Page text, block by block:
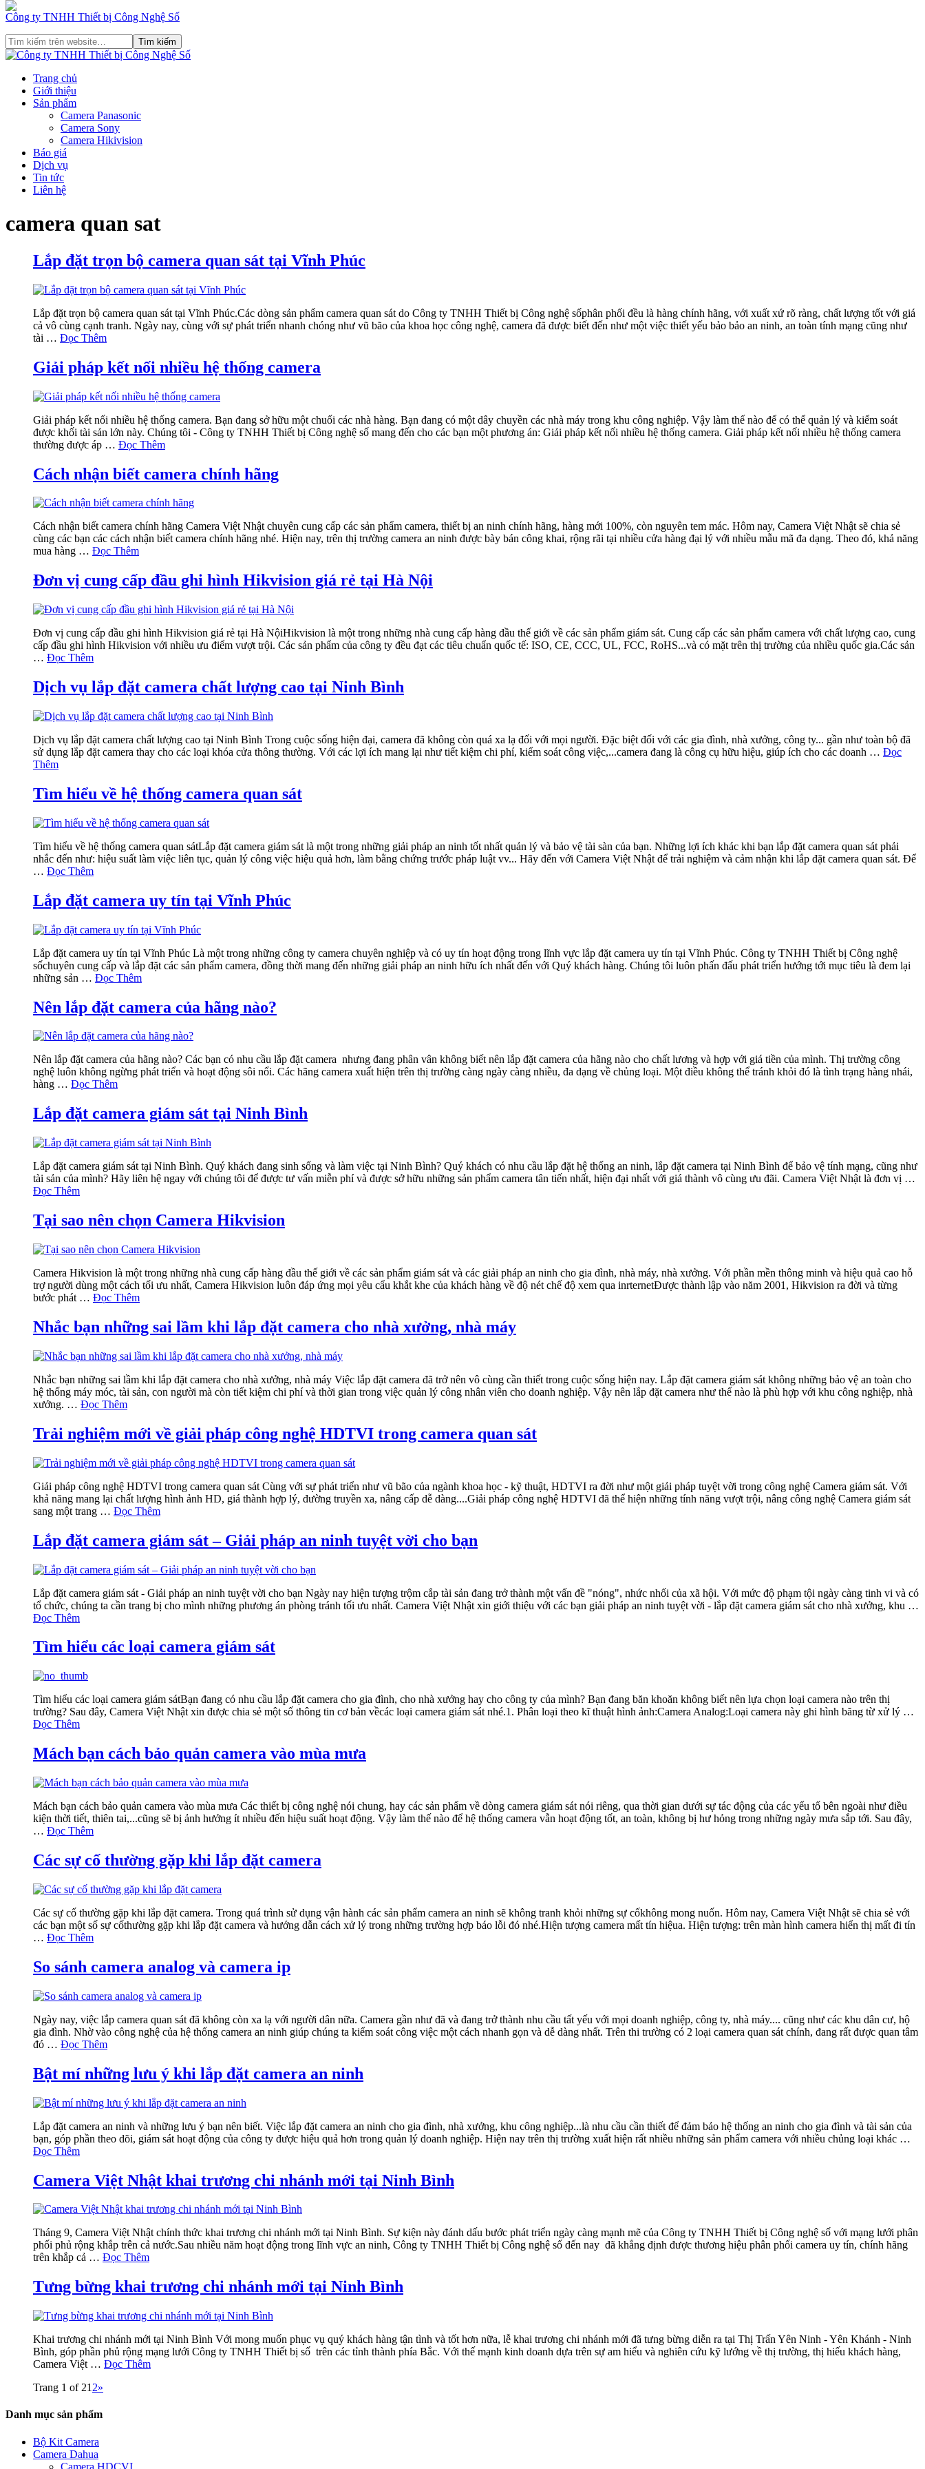
Công ty TNHH Thiết bị Công Nghệ Số
Trang chủ
Giới thiệu
Sản phẩm
Camera Panasonic
Camera Sony
Camera Hikivision
Báo giá
Dịch vụ
Tin tức
Liên hệ
camera quan sat
Lắp đặt trọn bộ camera quan sát tại Vĩnh Phúc
Lắp đặt trọn bộ camera quan sát tại Vĩnh Phúc.Các dòng sản phẩm camera quan sát do Công ty TNHH Thiết bị Công nghệ sốphân phối đều là hàng chính hãng, với xuất xứ rõ ràng, chất lượng tốt với giá
cả vô cùng cạnh tranh. Ngày nay, cùng với sự phát triển nhanh chóng như vũ bão của khoa học công nghệ, camera đã được biết đến như một việc thiết yếu bảo bảo an ninh, an toàn tính mạng cũng như
tài … Đọc Thêm
Giải pháp kết nối nhiều hệ thống camera
Giải pháp kết nối nhiều hệ thống camera. Bạn đang sở hữu một chuối các nhà hàng. Bạn đang có một dây chuyền các nhà máy trong khu công nghiệp. Vậy làm thế nào để có thể quản lý và kiểm soát
được khối tài sản lớn này. Chúng tôi - Công ty TNHH Thiết bị Công nghệ số mang đến cho các bạn một phương án: Giải pháp kết nối nhiều hệ thống camera. Giải pháp kết nối nhiều hệ thống camera
thường được áp … Đọc Thêm
Cách nhận biết camera chính hãng
Cách nhận biết camera chính hãng Camera Việt Nhật chuyên cung cấp các sản phẩm camera, thiết bị an ninh chính hãng, hàng mới 100%, còn nguyên tem mác. Hôm nay, Camera Việt Nhật sẽ chia sẻ
cùng các bạn các cách nhận biết camera chính hãng nhé. Hiện nay, trên thị trường camera an ninh được bày bán công khai, rộng rãi tại nhiều cửa hàng đại lý với nhiều mẫu mã đa dạng. Theo đó, khả năng
mua hàng … Đọc Thêm
Đơn vị cung cấp đầu ghi hình Hikvision giá rẻ tại Hà Nội
Đơn vị cung cấp đầu ghi hình Hikvision giá rẻ tại Hà NộiHikvision là một trong những nhà cung cấp hàng đầu thế giới về các sản phẩm giám sát. Cung cấp các sản phẩm camera với chất lượng cao, cung
cấp đầu ghi hình Hikvision với nhiều ưu điểm vượt trội. Các sản phẩm của công ty đều đạt các tiêu chuẩn quốc tế: ISO, CE, CCC, UL, FCC, RoHS...và có mặt trên thị trường của nhiều quốc gia.Các sản
… Đọc Thêm
Dịch vụ lắp đặt camera chất lượng cao tại Ninh Bình
Dịch vụ lắp đặt camera chất lượng cao tại Ninh Bình Trong cuộc sống hiện đại, camera đã không còn quá xa lạ đối với mọi người. Đặc biệt đối với các gia đình, nhà xưởng, công ty... gần như toàn bộ đã
sử dụng lắp đặt camera thay cho các loại khóa cửa thông thường. Với các lợi ích mang lại như tiết kiệm chi phí, kiểm soát công việc,...camera đang là công cụ hữu hiệu, giúp ích cho các doanh … Đọc
Thêm
Tìm hiểu về hệ thống camera quan sát
Tìm hiểu về hệ thống camera quan sátLắp đặt camera giám sát là một trong những giải pháp an ninh tốt nhất quản lý và bảo vệ tài sàn của bạn. Những lợi ích khác khi bạn lắp đặt camera quan sát phải
nhắc đến như: hiệu suất làm việc liên tục, quản lý công việc hiệu quả hơn, làm bằng chứng trước pháp luật vv... Hãy đến với Camera Việt Nhật để trải nghiệm và cảm nhận khi lắp đặt camera quan sát. Để
… Đọc Thêm
Lắp đặt camera uy tín tại Vĩnh Phúc
Lắp đặt camera uy tín tại Vĩnh Phúc Là một trong những công ty camera chuyên nghiệp và có uy tín hoạt động trong lĩnh vực lắp đặt camera uy tín tại Vĩnh Phúc. Công ty TNHH Thiết bị Công nghệ
sốchuyên cung cấp và lắp đặt các sản phẩm camera, đồng thời mang đến những giải pháp an ninh hữu ích nhất đến với Quý khách hàng. Chúng tôi luôn phấn đấu phát triển hướng tới mục tiêu là đem lại
những sản … Đọc Thêm
Nên lắp đặt camera của hãng nào?
Nên lắp đặt camera của hãng nào? Các bạn có nhu cầu lắp đặt camera nhưng đang phân vân không biết nên lắp đặt camera của hãng nào cho chất lương và hợp với giá tiền của mình. Thị trường công
nghệ luôn không ngừng phát triển và hoạt động sôi nổi. Các hãng camera xuất hiện trên thị trường càng ngày càng nhiều, đa dạng về chủng loại. Một điều không thể tránh khỏi đó là tình trạng hàng nhái,
hàng … Đọc Thêm
Lắp đặt camera giám sát tại Ninh Bình
Lắp đặt camera giám sát tại Ninh Bình. Quý khách đang sinh sống và làm việc tại Ninh Bình? Quý khách có nhu cầu lắp đặt hệ thống an ninh, lắp đặt camera tại Ninh Bình để bảo vệ tính mạng, cũng như
tài sản của mình? Hãy liên hệ ngay với chúng tôi để được tư vấn miễn phí và được sở hữu những sản phẩm camera tân tiến nhất, hiện đại nhất với giá thành vô cùng ưu đãi. Camera Việt Nhật là đơn vị …
Đọc Thêm
Tại sao nên chọn Camera Hikvision
Camera Hikvision là một trong những nhà cung cấp hàng đầu thế giới về các sản phẩm giám sát và các giải pháp an ninh cho gia đình, nhà máy, nhà xưởng. Với phần mền thông minh và hiệu quả cao hỗ
trợ người dùng một cách tối ưu nhất, Camera Hikvision luôn đáp ứng mọi yêu cẩu khắt khe của khách hàng về độ nét chế độ xem qua inrternetĐược thành lập vào năm 2001, Hikvision ra đời và từng
bước phát … Đọc Thêm
Nhắc bạn những sai lầm khi lắp đặt camera cho nhà xưởng, nhà máy
Nhắc bạn những sai lầm khi lắp đặt camera cho nhà xưởng, nhà máy Việc lắp đặt camera đã trở nên vô cùng cần thiết trong cuộc sống hiện nay. Lắp đặt camera giám sát không những bảo vệ an toàn cho
hệ thống máy móc, tài sản, con người mà còn tiết kiệm chi phí và thời gian trong việc quản lý công nhân viên cho doanh nghiệp. Vậy nên lắp đặt camera như thế nào là phù hợp với khu công nghiệp, nhà
xưởng. … Đọc Thêm
Trải nghiệm mới về giải pháp công nghệ HDTVI trong camera quan sát
Giải pháp công nghệ HDTVI trong camera quan sát Cùng với sự phát triển như vũ bão của ngành khoa học - kỹ thuật, HDTVI ra đời như một giải pháp tuyệt vời trong công nghệ Camera giám sát. Với
khả năng mang lại chất lượng hình ảnh HD, giá thành hợp lý, đường truyền xa, nâng cấp dễ dàng....Giải pháp công nghệ HDTVI đã thể hiện những tính năng vượt trội, nâng công nghệ Camera giám sát
sang một trang … Đọc Thêm
Lắp đặt camera giám sát – Giải pháp an ninh tuyệt vời cho bạn
Lắp đặt camera giám sát - Giải pháp an ninh tuyệt vời cho bạn Ngày nay hiện tượng trộm cắp tài sản đang trở thành một vấn đề "nóng", nhức nhối của xã hội. Với mức độ phạm tội ngày càng tinh vi và có
tổ chức, chúng ta cần trang bị cho mình những phương án phòng tránh tối ưu nhất. Camera Việt Nhật xin giới thiệu với các bạn giải pháp an ninh tuyệt vời - lắp đặt camera giám sát cho nhà xưởng, khu …
Đọc Thêm
Tìm hiểu các loại camera giám sát
Tìm hiểu các loại camera giám sátBạn đang có nhu cầu lắp đặt camera cho gia đình, cho nhà xưởng hay cho công ty của mình? Bạn đang băn khoăn không biết nên lựa chọn loại camera nào trên thị
trường? Sau đây, Camera Việt Nhật xin được chia sẻ một số thông tin cơ bản vềcác loại camera giám sát nhé.1. Phân loại theo kĩ thuật hình ảnh:Camera Analog:Loại camera này ghi hình băng từ xử lý …
Đọc Thêm
Mách bạn cách bảo quản camera vào mùa mưa
Mách bạn cách bảo quản camera vào mùa mưa Các thiết bị công nghệ nói chung, hay các sản phẩm về dòng camera giám sát nói riêng, qua thời gian dưới sự tác động của các yếu tố bên ngoài như điều
kiện thời tiết, thiên tai,...cũng sẽ bị ảnh hưởng ít nhiều đến hiệu suất hoạt động. Vậy làm thế nào để hệ thống camera vẫn hoạt động tốt, an toàn, không bị hư hỏng trong những ngày mưa sắp tới. Sau đây,
… Đọc Thêm
Các sự cố thường gặp khi lắp đặt camera
Các sự cố thường gặp khi lắp đặt camera. Trong quá trình sử dụng vận hành các sản phẩm camera an ninh sẽ không tranh khỏi những sự cốkhông mong nuốn. Hôm nay, Camera Việt Nhật sẽ chia sẻ với
các bạn một số sự cốthường gặp khi lắp đặt camera và hướng dẫn cách xử lý trong những trường hợp báo lỗi đó nhé.Hiện tượng camera mất tín hiệua. Hiện tượng: trên màn hình camera hiển thị mất đi tín
… Đọc Thêm
So sánh camera analog và camera ip
Ngày nay, việc lắp camera quan sát đã không còn xa lạ với người dân nữa. Camera gần như đã và đang trở thành nhu cầu tất yếu với mọi doanh nghiệp, công ty, nhà máy.... cũng như các khu dân cư, hộ
gia đình. Nhờ vào công nghệ của hệ thống camera an ninh giúp chúng ta kiểm soát công việc một cách nhanh gọn và dễ dàng nhất. Trên thi trường có 2 loại camera quan sát chính, đang rất được quan tâm
đó … Đọc Thêm
Bật mí những lưu ý khi lắp đặt camera an ninh
Lắp đặt camera an ninh và những lưu ý bạn nên biết. Việc lắp đặt camera an ninh cho gia đình, nhà xưởng, khu công nghiệp...là nhu cầu cần thiết để đảm bảo hệ thống an ninh cho gia đình và tài sản của
bạn, góp phần theo dõi, giám sát hoạt động của công ty được hiệu quả hơn trong quản lý doanh nghiệp. Hiện nay trên thị trường xuất hiện rất nhiều những sản phẩm camera với nhiều chủng loại khác …
Đọc Thêm
Camera Việt Nhật khai trương chi nhánh mới tại Ninh Bình
Tháng 9, Camera Việt Nhật chính thức khai trương chi nhánh mới tại Ninh Bình. Sự kiện này đánh dấu bước phát triển ngày càng mạnh mẽ của Công ty TNHH Thiết bị Công nghệ số với mạng lưới phân
phối phủ rộng khắp trên cả nước.Sau nhiều năm hoạt động trong lĩnh vực an ninh, Công ty TNHH Thiết bị Công nghệ số đến nay đã khẳng định được thương hiệu phân phối camera uy tín, chính hãng
trên khắp cả … Đọc Thêm
Tưng bừng khai trương chi nhánh mới tại Ninh Bình
Khai trương chi nhánh mới tại Ninh Bình Với mong muốn phục vụ quý khách hàng tận tình và tốt hơn nữa, lễ khai trương chi nhánh mới đã tưng bừng diễn ra tại Thị Trấn Yên Ninh - Yên Khánh - Ninh
Bình, góp phần phủ rộng mạng lưới Công ty TNHH Thiết bị số trên các tỉnh thành phía Bắc. Với thế mạnh kinh doanh dựa trên sự am hiểu và nghiên cứu kỹ lướng về thị trường, thị hiếu khách hàng,
Camera Việt … Đọc Thêm
Trang 1 of 21 2»
Danh mục sản phẩm
Bộ Kit Camera
Camera Dahua
Camera HDCVI